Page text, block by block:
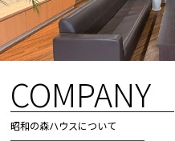
COMPANY
昭和の森ハウスについて